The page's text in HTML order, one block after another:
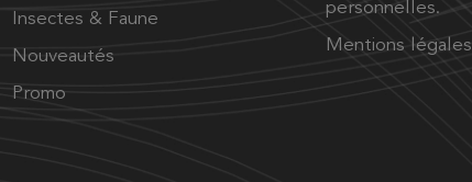
Insectes & Faune
Nouveautés
Promo
personnelles.
Mentions légales